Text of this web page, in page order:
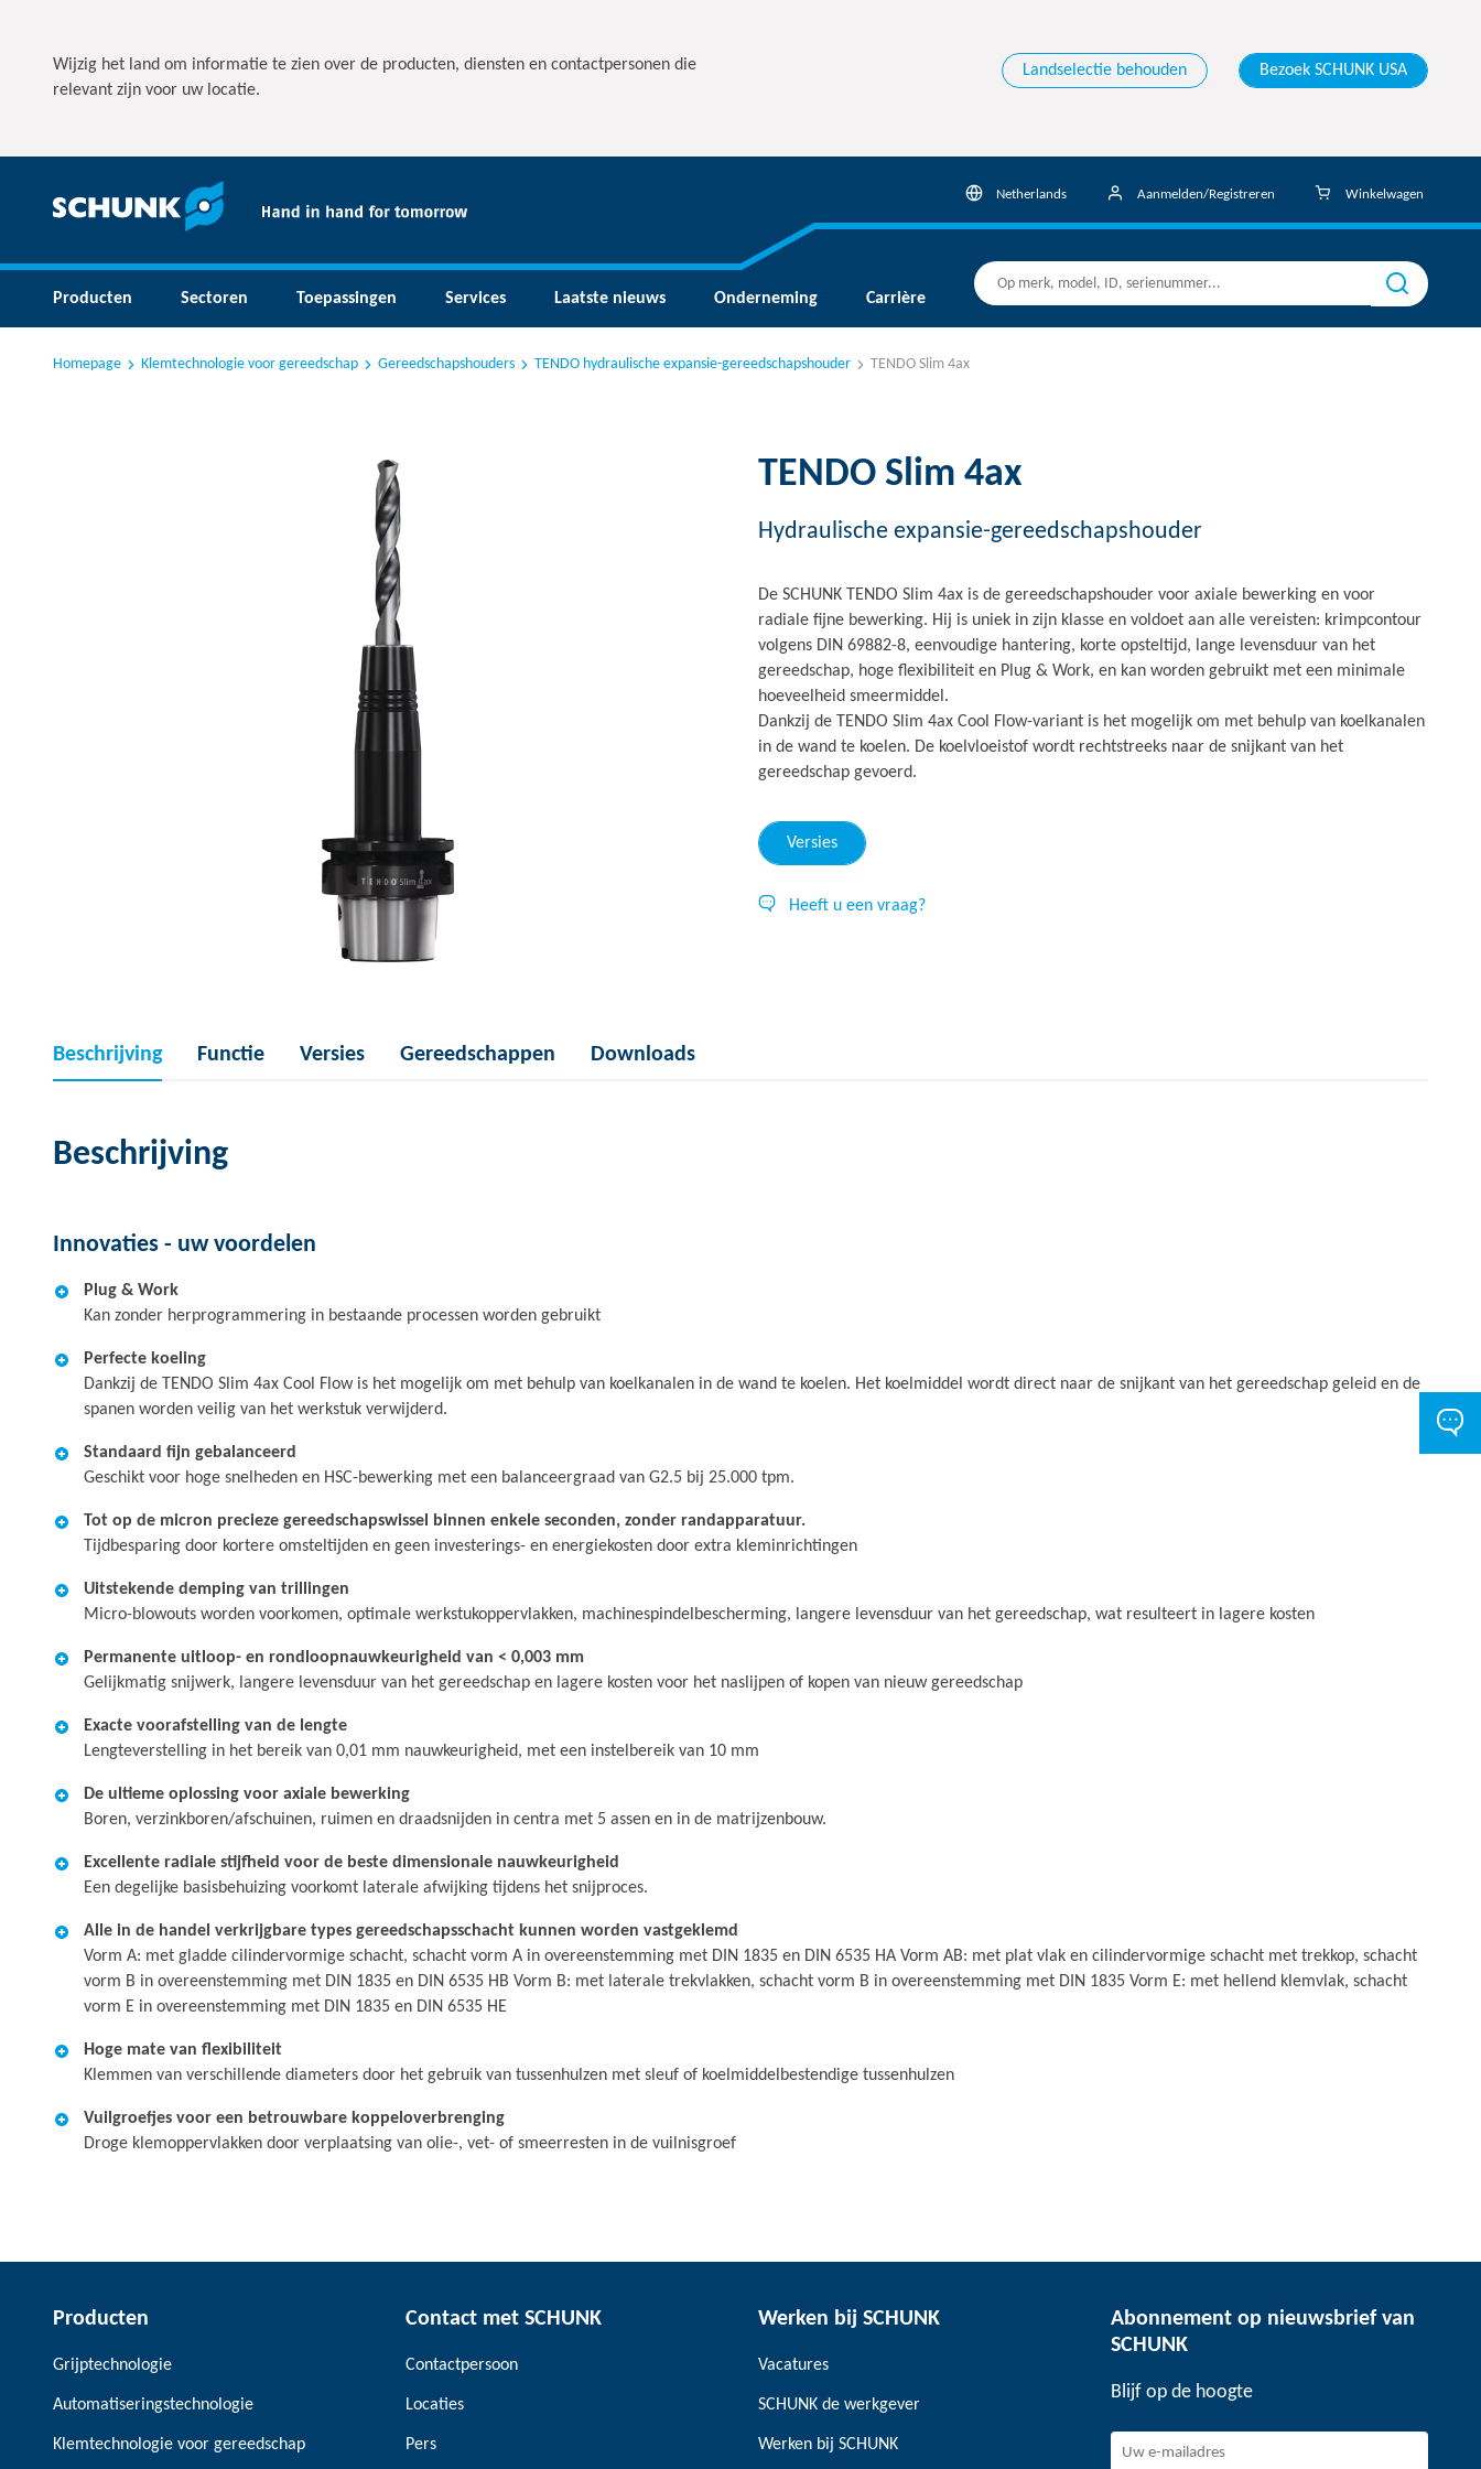
Wijzig het land om informatie te zien over de producten, diensten en contactpersonen die
relevant zijn voor uw locatie.
Landselectie behouden Bezoek SCHUNK USA
Netherlands Aanmelden/Registreren Winkelwagen
Producten Sectoren Toepassingen Services Laatste nieuws Onderneming Carrière
Homepage Klemtechnologie voor gereedschap Gereedschapshouders TENDO hydraulische expansie-gereedschapshouder TENDO Slim 4ax
TENDO Slim 4ax
Hydraulische expansie-gereedschapshouder
De SCHUNK TENDO Slim 4ax is de gereedschapshouder voor axiale bewerking en voor
radiale fijne bewerking. Hij is uniek in zijn klasse en voldoet aan alle vereisten: krimpcontour
volgens DIN 69882-8, eenvoudige hantering, korte opsteltijd, lange levensduur van het
gereedschap, hoge flexibiliteit en Plug & Work, en kan worden gebruikt met een minimale
hoeveelheid smeermiddel.
Dankzij de TENDO Slim 4ax Cool Flow-variant is het mogelijk om met behulp van koelkanalen
in de wand te koelen. De koelvloeistof wordt rechtstreeks naar de snijkant van het
gereedschap gevoerd.
Versies
Heeft u een vraag?
Beschrijving Functie Versies Gereedschappen Downloads
Beschrijving
Innovaties - uw voordelen
Plug & Work
Kan zonder herprogrammering in bestaande processen worden gebruikt
Perfecte koeling
Dankzij de TENDO Slim 4ax Cool Flow is het mogelijk om met behulp van koelkanalen in de wand te koelen. Het koelmiddel wordt direct naar de snijkant van het gereedschap geleid en de
spanen worden veilig van het werkstuk verwijderd.
Standaard fijn gebalanceerd
Geschikt voor hoge snelheden en HSC-bewerking met een balanceergraad van G2.5 bij 25.000 tpm.
Tot op de micron precieze gereedschapswissel binnen enkele seconden, zonder randapparatuur.
Tijdbesparing door kortere omsteltijden en geen investerings- en energiekosten door extra kleminrichtingen
Uitstekende demping van trillingen
Micro-blowouts worden voorkomen, optimale werkstukoppervlakken, machinespindelbescherming, langere levensduur van het gereedschap, wat resulteert in lagere kosten
Permanente uitloop- en rondloopnauwkeurigheid van < 0,003 mm
Gelijkmatig snijwerk, langere levensduur van het gereedschap en lagere kosten voor het naslijpen of kopen van nieuw gereedschap
Exacte voorafstelling van de lengte
Lengteverstelling in het bereik van 0,01 mm nauwkeurigheid, met een instelbereik van 10 mm
De ultieme oplossing voor axiale bewerking
Boren, verzinkboren/afschuinen, ruimen en draadsnijden in centra met 5 assen en in de matrijzenbouw.
Excellente radiale stijfheid voor de beste dimensionale nauwkeurigheid
Een degelijke basisbehuizing voorkomt laterale afwijking tijdens het snijproces.
Alle in de handel verkrijgbare types gereedschapsschacht kunnen worden vastgeklemd
Vorm A: met gladde cilindervormige schacht, schacht vorm A in overeenstemming met DIN 1835 en DIN 6535 HA Vorm AB: met plat vlak en cilindervormige schacht met trekkop, schacht
vorm B in overeenstemming met DIN 1835 en DIN 6535 HB Vorm B: met laterale trekvlakken, schacht vorm B in overeenstemming met DIN 1835 Vorm E: met hellend klemvlak, schacht
vorm E in overeenstemming met DIN 1835 en DIN 6535 HE
Hoge mate van flexibiliteit
Klemmen van verschillende diameters door het gebruik van tussenhulzen met sleuf of koelmiddelbestendige tussenhulzen
Vuilgroefjes voor een betrouwbare koppeloverbrenging
Droge klemoppervlakken door verplaatsing van olie-, vet- of smeerresten in de vuilnisgroef
Producten
Grijptechnologie
Automatiseringstechnologie
Klemtechnologie voor gereedschap
Contact met SCHUNK
Contactpersoon
Locaties
Pers
Werken bij SCHUNK
Vacatures
SCHUNK de werkgever
Werken bij SCHUNK
Abonnement op nieuwsbrief van
SCHUNK
Blijf op de hoogte